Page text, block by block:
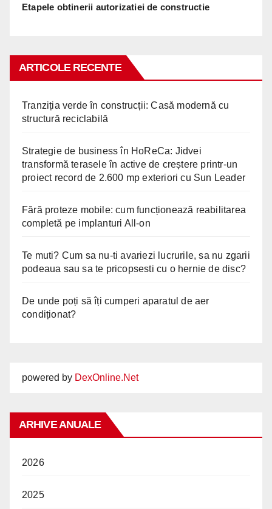
Etapele obtinerii autorizatiei de constructie
ARTICOLE RECENTE
Tranziția verde în construcții: Casă modernă cu
structură reciclabilă
Strategie de business în HoReCa: Jidvei
transformă terasele în active de creștere printr-un
proiect record de 2.600 mp exteriori cu Sun Leader
Fără proteze mobile: cum funcționează reabilitarea
completă pe implanturi All-on
Te muti? Cum sa nu-ti avariezi lucrurile, sa nu zgarii
podeaua sau sa te pricopsesti cu o hernie de disc?
De unde poți să îți cumperi aparatul de aer
condiționat?
powered by DexOnline.Net
ARHIVE ANUALE
2026
2025